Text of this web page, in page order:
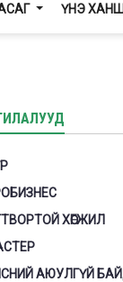
ҮНЭ ХАНШ
ХӨГЖИЛ
АЮУЛГҮЙ